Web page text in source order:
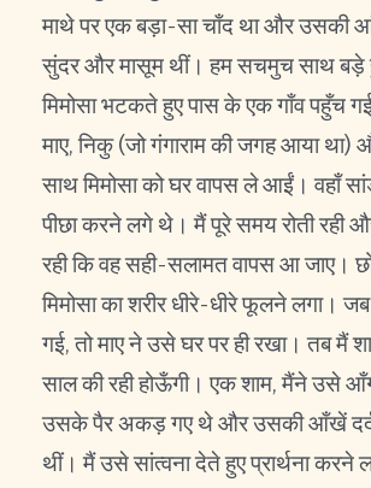
माथे पर एक बड़ा-सा चाँद था और उसकी
सुंदर और मासूम थीं। हम सचमुच साथ बड़े
मिमोसा भटकते हुए पास के एक गाँव पहुँच
माए, निकु (जो गंगाराम की जगह आया था)
साथ मिमोसा को घर वापस ले आईं। वहाँ
पीछा करने लगे थे। मैं पूरे समय रोती रही
रही कि वह सही-सलामत वापस आ जाए।
मिमोसा का शरीर धीरे-धीरे फूलने लगा। जब
गई, तो माए ने उसे घर पर ही रखा। तब मैं
साल की रही होऊँगी। एक शाम, मैंने उसे
उसके पैर अकड़ गए थे और उसकी आँखें
थीं। मैं उसे सांत्वना देते हुए प्रार्थना करने